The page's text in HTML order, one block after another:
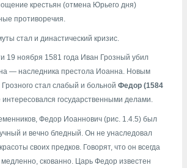
крестьян (отмена Юрьего дня)
противоречия.
стал и династический кризис.
19 ноября 1581 года Иван Грозный убил
— наследника престола Иоанна. Новым
стал слабый и больной Федор (1584
интересовался государственными делами.
Федор Иоаннович (рис. 1.4.5) был
и вечно бледный. Он не унаследовал
своих предков. Говорят, что он всегда
скованно. Царь Федор известен